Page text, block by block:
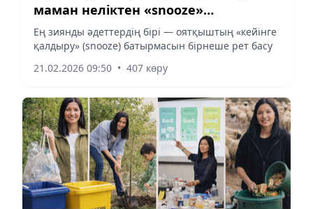
маман неліктен «snooze»
батырмасынан бас тартуға кеңес
береді?
Ең зиянды әдеттердің бірі — оятқыштың «кейінге
қалдыру» (snooze) батырмасын бірнеше рет басу
21.02.2026 09:50 • 407 көру